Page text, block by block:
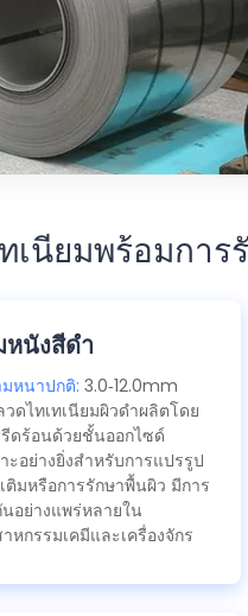
เนียมพร้อมกา
หนังสีดํา
หนาปกติ: 3.0-12.0mm
ดไทเทเนียมผิวดําผลิตโดย
ดร้อนด้วยชั้นออกไซด์
ะอย่างยิ่งสําหรับการแปรรูป
ติมหรือการรักษาพื้นผิว มีการ
อย่างแพร่หลายใน
หกรรมเคมีและเครื่องจักร